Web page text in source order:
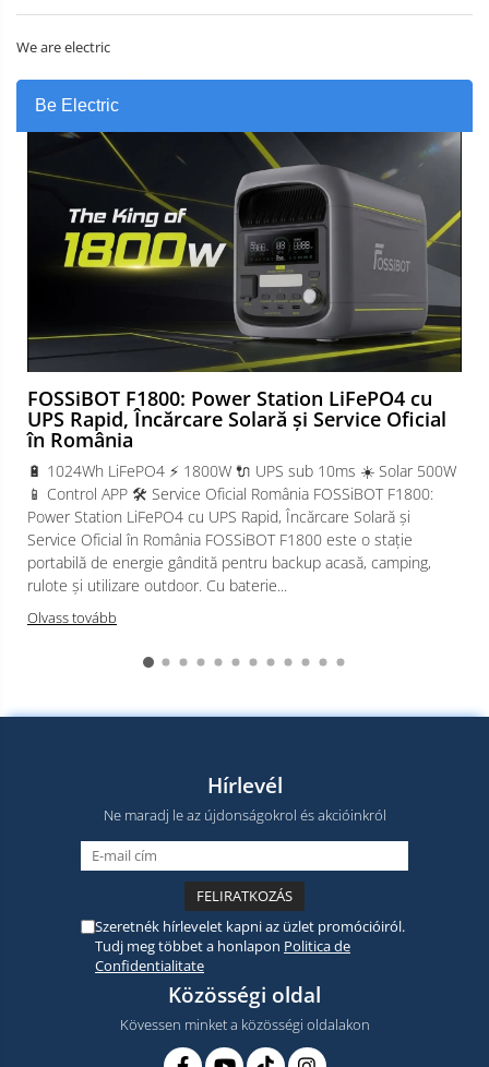
We are electric
Be Electric
FOSSiBOT F1800: Power Station LiFePO4 cu
UPS Rapid, Încărcare Solară și Service Oficial
în România
🔋 1024Wh LiFePO4 ⚡ 1800W 🔌 UPS sub 10ms ☀️ Solar 500W
📱 Control APP 🛠️ Service Oficial România FOSSiBOT F1800:
Power Station LiFePO4 cu UPS Rapid, Încărcare Solară și
Service Oficial în România FOSSiBOT F1800 este o stație
portabilă de energie gândită pentru backup acasă, camping,
rulote și utilizare outdoor. Cu baterie...
Olvass tovább
Hírlevél
Ne maradj le az újdonságokrol és akcióinkról
Szeretnék hírlevelet kapni az üzlet promócióiról.
Tudj meg többet a honlapon Politica de
Confidentialitate
Közösségi oldal
Kövessen minket a közösségi oldalakon